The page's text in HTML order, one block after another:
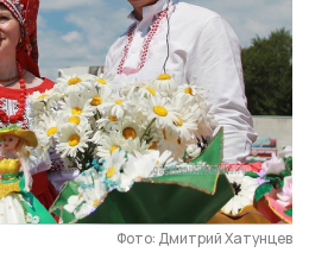
Фото: Дмитрий Хатунцев